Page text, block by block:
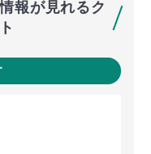
報が見れるク